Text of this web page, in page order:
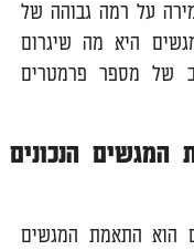
על רמה גבוהה של
היא מה שיגרום
של מספר פרמטרים
הנכונים
הוא התאמת המגשים